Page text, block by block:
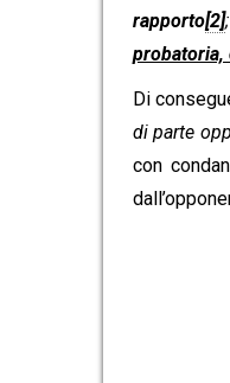
rapporto[2]
probatoria,
Di
di parte
con